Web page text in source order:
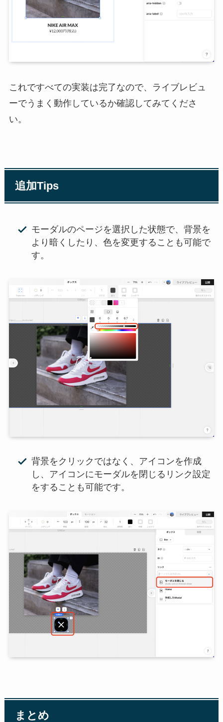
これですべての実装は完了なので、ライブレビュ
ーでうまく動作しているか確認してみてくださ
い。
追加Tips
モーダルのページを選択した状態で、背景を
より暗くしたり、色を変更することも可能で
す。
背景をクリックではなく、アイコンを作成
し、アイコンにモーダルを閉じるリンク設定
をすることも可能です。
まとめ